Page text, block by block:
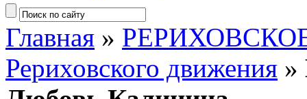
Главная »
Рериховского движения »